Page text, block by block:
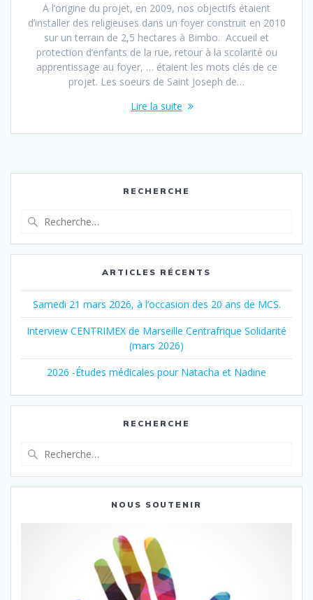
A l’origine du projet, en 2009, nos objectifs étaient
d’installer des religieuses dans un foyer construit en 2010
sur un terrain de 2,5 hectares à Bimbo. Accueil et
protection d’enfants de la rue, retour à la scolarité ou
apprentissage au foyer, … étaient les mots clés de ce
projet. Les soeurs de Saint Joseph de…
Lire la suite
RECHERCHE
:
ARTICLES RÉCENTS
Samedi 21 mars 2026, à l’occasion des 20 ans de MCS.
Interview CENTRIMEX de Marseille Centrafrique Solidarité
(mars 2026)
2026 -Études médicales pour Natacha et Nadine
RECHERCHE
:
NOUS SOUTENIR